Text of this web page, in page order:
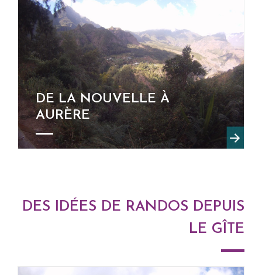
DE LA NOUVELLE À
AURÈRE
DES IDÉES DE RANDOS DEPUIS
LE GÎTE